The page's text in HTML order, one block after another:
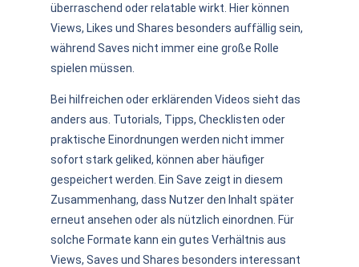
überraschend oder relatable wirkt. Hier können
Views, Likes und Shares besonders auffällig sein,
während Saves nicht immer eine große Rolle
spielen müssen.
Bei hilfreichen oder erklärenden Videos sieht das
anders aus. Tutorials, Tipps, Checklisten oder
praktische Einordnungen werden nicht immer
sofort stark geliked, können aber häufiger
gespeichert werden. Ein Save zeigt in diesem
Zusammenhang, dass Nutzer den Inhalt später
erneut ansehen oder als nützlich einordnen. Für
solche Formate kann ein gutes Verhältnis aus
Views, Saves und Shares besonders interessant